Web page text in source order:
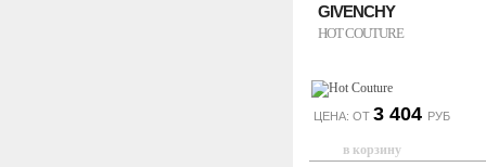
GIVENCHY
HOT COUTURE
ЦЕНА: ОТ 3 404 РУБ